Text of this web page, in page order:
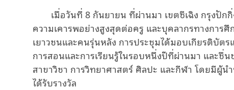
เมื่อวันที่ 8 กันยายน ที่ผ่านมา เขตซีเฉิง กรุงปัก
ความเคารพอย่างสูงสุดต่อครู และบุคลากรทางการ
เยาวชนและคนรุ่นหลัง การประชุมได้มอบเกียรติบั
การสอนและการเรียนรู้ในรอบหนึ่งปีที่ผ่านมา และชื่
สาขาวิชา การวิทยาศาสตร์ ศิลปะ และกีฬา โดยมีผู้
ได้รับรางวัล